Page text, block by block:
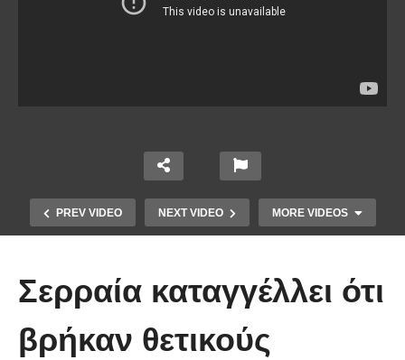
PREV VIDEO NEXT VIDEO MORE VIDEOS
Σερραία καταγγέλλει ότι
βρήκαν θετικούς